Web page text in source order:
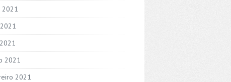
2021
2021
2021